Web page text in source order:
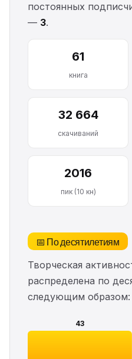
постоянных
— 3.
61
книга
32 664
скачиваний
2016
пик (10 кн)
📅 По десятилетиям
Творческая
распределена по
следующим образом:
43